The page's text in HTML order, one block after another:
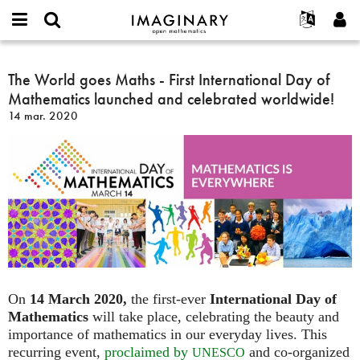
IMAGINARY
open
Français
Deutsch
Türkçe
Programmes
Galeries
Textes
Expositions
Plus...
Projets
Participer
or
username
*
Mot
de
passe
Créer un nouveau compte
Demander un nouveau mot de passe
Rechercher
The
World
goes
Maths
First
International
Day
of
Mathematics
launched
and
worldwide!
The World goes Maths - First International Day of
Mathematics launched and celebrated worldwide!
14 mar. 2020
On 14 March 2020, the first-ever International Day of
Mathematics will take place, celebrating the beauty and
importance of mathematics in our everyday lives. This
recurring event, proclaimed by UNESCO and co-organized